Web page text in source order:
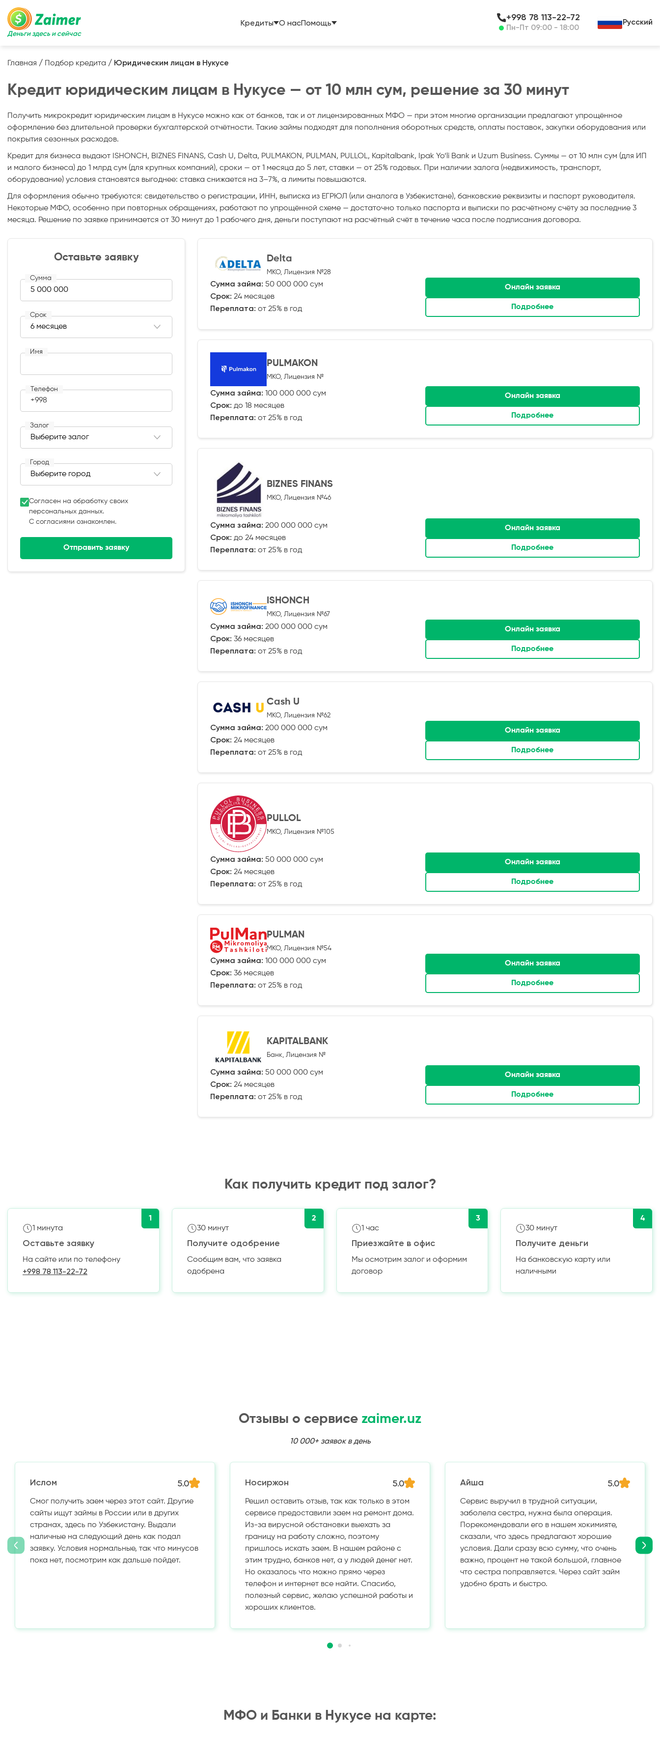
Деньги здесь и сейчас
Кредиты О насПомощь
+998 78 113-22-72
Пн-Пт 09:00 - 18:00
Русский
Главная / Подбор кредита / Юридическим лицам в Нукусе
Кредит юридическим лицам в Нукусе — от 10 млн сум, решение за 30 минут
Получить микрокредит юридическим лицам в Нукусе можно как от банков, так и от лицензированных МФО — при этом многие организации предлагают упрощённое
оформление без длительной проверки бухгалтерской отчётности. Такие займы подходят для пополнения оборотных средств, оплаты поставок, закупки оборудования или
покрытия сезонных расходов.
Кредит для бизнеса выдают ISHONCH, BIZNES FINANS, Cash U, Delta, PULMAKON, PULMAN, PULLOL, Kapitalbank, Ipak Yo‘li Bank и Uzum Business. Суммы — от 10 млн сум (для ИП
и малого бизнеса) до 1 млрд сум (для крупных компаний), сроки — от 1 месяца до 5 лет, ставки — от 25% годовых. При наличии залога (недвижимость, транспорт,
оборудование) условия становятся выгоднее: ставка снижается на 3–7%, а лимиты повышаются.
Для оформления обычно требуются: свидетельство о регистрации, ИНН, выписка из ЕГРЮЛ (или аналога в Узбекистане), банковские реквизиты и паспорт руководителя.
Некоторые МФО, особенно при повторных обращениях, работают по упрощённой схеме — достаточно только паспорта и выписки по расчётному счёту за последние 3
месяца. Решение по заявке принимается от 30 минут до 1 рабочего дня, деньги поступают на расчётный счёт в течение часа после подписания договора.
Оставьте заявку
Сумма
Срок
Имя
Телефон
+998
Залог
Город
Согласен на обработку своих
персональных данных.
С согласиями ознакомлен.
Отправить заявку
Delta
МКО, Лицензия №28
Сумма займа: 50 000 000 сум
Срок: 24 месяцев
Переплата: от 25% в год
Онлайн заявка
Подробнее
PULMAKON
МКО, Лицензия №
Сумма займа: 100 000 000 сум
Срок: до 18 месяцев
Переплата: от 25% в год
Онлайн заявка
Подробнее
BIZNES FINANS
МКО, Лицензия №46
Сумма займа: 200 000 000 сум
Срок: до 24 месяцев
Переплата: от 25% в год
Онлайн заявка
Подробнее
ISHONCH
МКО, Лицензия №67
Сумма займа: 200 000 000 сум
Срок: 36 месяцев
Переплата: от 25% в год
Онлайн заявка
Подробнее
Cash U
МКО, Лицензия №62
Сумма займа: 200 000 000 сум
Срок: 24 месяцев
Переплата: от 25% в год
Онлайн заявка
Подробнее
PULLOL
МКО, Лицензия №105
Сумма займа: 50 000 000 сум
Срок: 24 месяцев
Переплата: от 25% в год
Онлайн заявка
Подробнее
PULMAN
МКО, Лицензия №54
Сумма займа: 100 000 000 сум
Срок: 36 месяцев
Переплата: от 25% в год
Онлайн заявка
Подробнее
KAPITALBANK
Банк, Лицензия №
Сумма займа: 50 000 000 сум
Срок: 24 месяцев
Переплата: от 25% в год
Онлайн заявка
Подробнее
Как получить кредит под залог?
1
1 минута
Оставьте заявку
На сайте или по телефону
+998 78 113-22-72
2
30 минут
Получите одобрение
Сообщим вам, что заявка
одобрена
3
1 час
Приезжайте в офис
Мы осмотрим залог и оформим
договор
4
30 минут
Получите деньги
На банковскую карту или
наличными
Отзывы о сервисе zaimer.uz
10 000+ заявок в день
Ислом 5.0
Смог получить заем через этот сайт. Другие
сайты ищут займы в России или в других
странах, здесь по Узбекистану. Выдали
наличные на следующий день как подал
заявку. Условия нормальные, так что минусов
пока нет, посмотрим как дальше пойдет.
Носиржон 5.0
Решил оставить отзыв, так как только в этом
сервисе предоставили заем на ремонт дома.
Из-за вирусной обстановки выехать за
границу на работу сложно, поэтому
пришлось искать заем. В нашем районе с
этим трудно, банков нет, а у людей денег нет.
Но оказалось что можно прямо через
телефон и интернет все найти. Спасибо,
полезный сервис, желаю успешной работы и
хороших клиентов.
Айша 5.0
Сервис выручил в трудной ситуации,
заболела сестра, нужна была операция.
Порекомендовали его в нашем хокимияте,
сказали, что здесь предлагают хорошие
условия. Дали сразу всю сумму, что очень
важно, процент не такой большой, главное
что сестра поправляется. Через сайт займ
удобно брать и быстро.
МФО и Банки в Нукусе на карте: